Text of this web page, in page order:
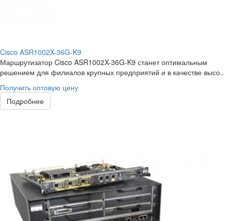
Cisco ASR1002X-36G-K9
Маршрутизатор Cisco ASR1002X-36G-K9 станет оптимальным
решением для филиалов крупных предприятий и в качестве высо..
Получить оптовую цену
Подробнее